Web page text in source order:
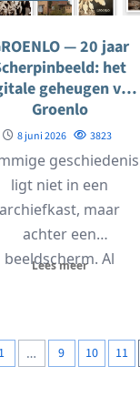
— 20 jaar
het
geheugen van
Groenlo
8 juni 2026 3823
geschiedenis
ligt niet in een
archiefkast, maar
achter een
beeldscherm. Al
herinneringen...
Lees meer
1 … 9 10 11